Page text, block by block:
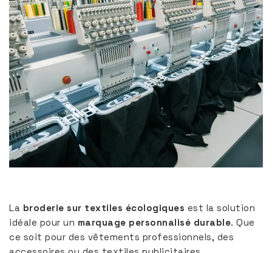
La broderie sur textiles écologiques est la solution
idéale pour un marquage personnalisé durable. Que
ce soit pour des vêtements professionnels, des